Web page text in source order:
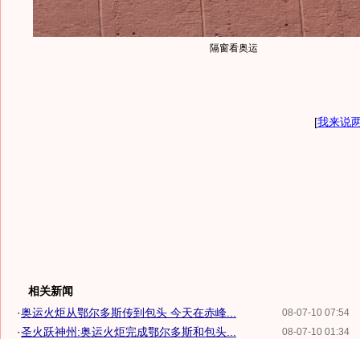
隔窗看奥运
[我来说
相关新闻
08-07-10 07:54
·奥运火炬从鄂尔多斯传到包头 今天在赤峰...
08-07-10 01:34
·圣火跃神州:奥运火炬完成鄂尔多斯和包头...